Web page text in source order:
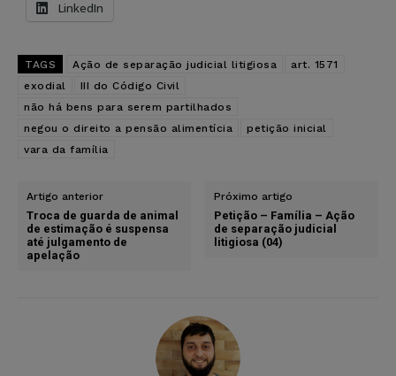
LinkedIn
TAGS Ação de separação judicial litigiosa
art. 1571
exodial
III do Código Civil
não há bens para serem partilhados
negou o direito a pensão alimentícia
petição inicial
vara da família
Artigo anterior
Troca de guarda de animal
de estimação é suspensa
até julgamento de
apelação
Próximo artigo
Petição – Família – Ação
de separação judicial
litigiosa (04)